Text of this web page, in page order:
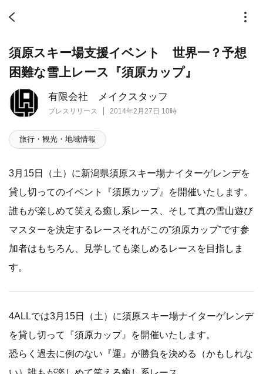
有限会社 メイクスタッフ
プレスリリース 2014年2月27日 10時
須原スキー場支援イベント 世界一？予想
困難な雪上レース『須原カップ』
旅行・観光・地域情報
3月15日（土）に新潟県須原スキー場ナイターゲレンデを
貸し切ってのイベント『須原カップ』を開催いたします。
誰もが楽しめて笑える癒し系レース、そして真の雪山遊び
マスターを決定するレースそれがこの”須原カップ”です参
加者はもちろん、見学しても楽しめるレースを目指しま
す。
4ALLでは3月15日（土）に須原スキー場ナイターゲレンデ
を貸し切って『須原カップ』を開催いたします。
恐らく過去に例のない『運』が勝負を決める（かもしれな